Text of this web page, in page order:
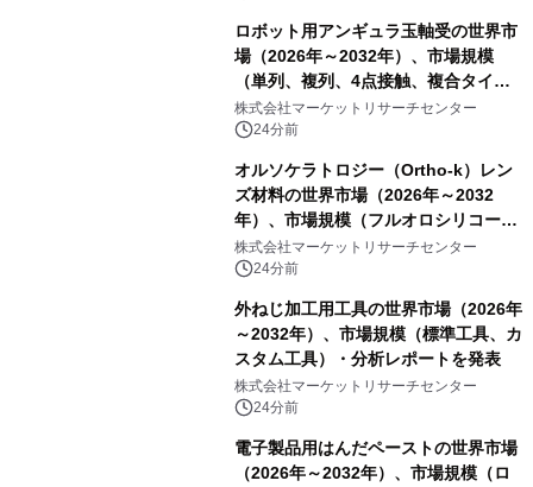
ロボット用アンギュラ玉軸受の世界市
場（2026年～2032年）、市場規模
（単列、複列、4点接触、複合タイ
プ）・分析レポートを発表
株式会社マーケットリサーチセンター
24分前
オルソケラトロジー（Ortho-k）レン
ズ材料の世界市場（2026年～2032
年）、市場規模（フルオロシリコーン
アクリレート、シリコーンアクリレー
ト、その他）・分析レポートを発表
株式会社マーケットリサーチセンター
24分前
外ねじ加工用工具の世界市場（2026年
～2032年）、市場規模（標準工具、カ
スタム工具）・分析レポートを発表
株式会社マーケットリサーチセンター
24分前
電子製品用はんだペーストの世界市場
（2026年～2032年）、市場規模（ロ